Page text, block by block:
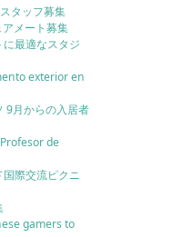
タッフ募集
メート募集
最適なスタジ
exterior en
9月からの入居者
de
際交流ピクニ
gamers to